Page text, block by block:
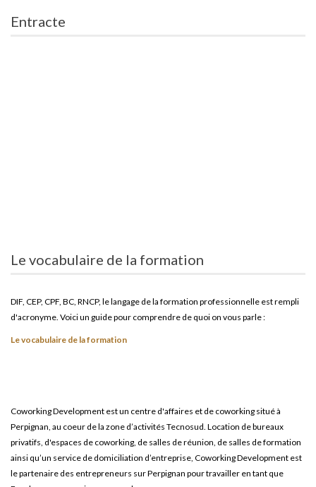
Entracte
Le vocabulaire de la formation
DIF, CEP, CPF, BC, RNCP, le langage de la formation professionnelle est rempli
d'acronyme. Voici un guide pour comprendre de quoi on vous parle :
Le vocabulaire de la formation
Coworking Development est un centre d'affaires et de coworking situé à
Perpignan, au coeur de la zone d’activités Tecnosud. Location de bureaux
privatifs, d'espaces de coworking, de salles de réunion, de salles de formation
ainsi qu’un service de domiciliation d’entreprise, Coworking Development est
le partenaire des entrepreneurs sur Perpignan pour travailler en tant que